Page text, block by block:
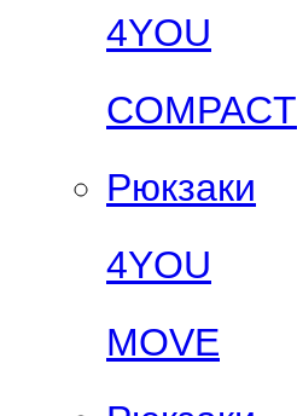
4YOU
СOMPACT
Рюкзаки
4YOU
MOVE